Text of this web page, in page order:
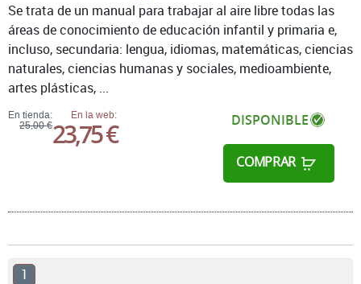
En tienda:
25,00 €
En la web:
23,75 € DISPONIBLE
COMPRAR
Se trata de un manual para trabajar al aire libre todas las
áreas de conocimiento de educación infantil y primaria e,
incluso, secundaria: lengua, idiomas, matemáticas, ciencias
naturales, ciencias humanas y sociales, medioambiente,
artes plásticas, ...
1